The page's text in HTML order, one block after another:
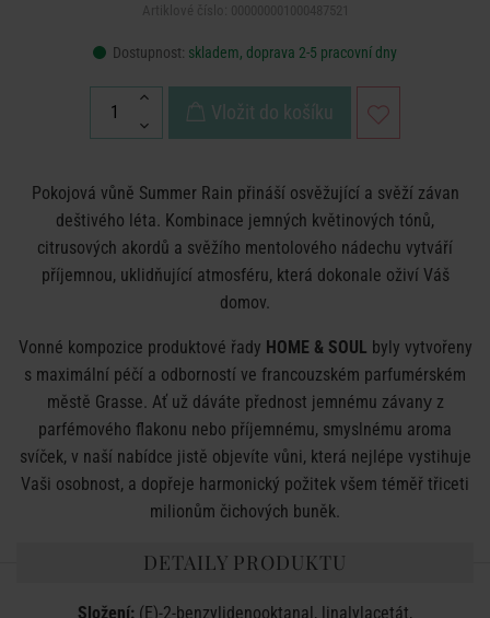
Dostupnost: skladem, doprava 2-5 pracovní dny
Vložit do košíku
Pokojová vůně Summer Rain přináší osvěžující a svěží závan
deštivého léta. Kombinace jemných květinových tónů,
citrusových akordů a svěžího mentolového nádechu vytváří
příjemnou, uklidňující atmosféru, která dokonale oživí Váš
domov.
Vonné kompozice produktové řady HOME & SOUL byly vytvořeny
s maximální péčí a odborností ve francouzském parfumérském
městě Grasse. Ať už dáváte přednost jemnému závanу z
parfémového flakonu nebo příjemnému, smyslnému aroma
svíček, v naší nabídce jistě objevíte vůni, která nejlépe vystihuje
Vaši osobnost, a dopřeje harmonický požitek všem téměř třiceti
milionům čichových buněk.
DETAILY PRODUKTU
Složení: (E)-2-benzylidenooktanal, linalylacetát,